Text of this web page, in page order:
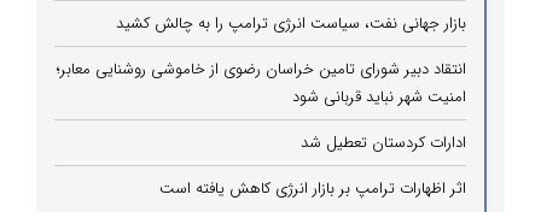
بازار جهانی نفت، سیاست انرژی ترامپ را به چالش کشید
انتقاد دبیر شورای تامین خراسان رضوی از خاموشی روشنایی معابر؛
امنیت شهر نباید قربانی شود
ادارات کردستان تعطیل شد
اثر اظهارات ترامپ بر بازار انرژی کاهش یافته است